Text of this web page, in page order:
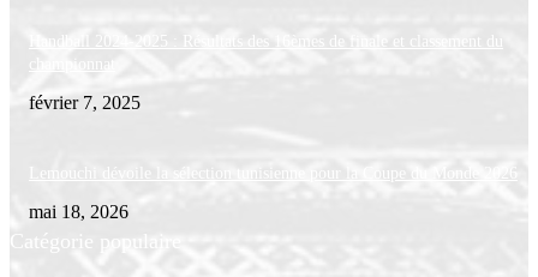
Handball 2024-2025 : Résultats des 16èmes de finale et classement du
championnat
février 7, 2025
Lemouchi dévoile la sélection tunisienne pour la Coupe du Monde 2026
mai 18, 2026
Catégorie populaire